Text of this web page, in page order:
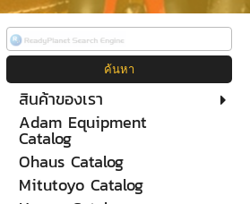
สินค้าของเรา
Adam Equipment
Catalog
Ohaus Catalog
Mitutoyo Catalog